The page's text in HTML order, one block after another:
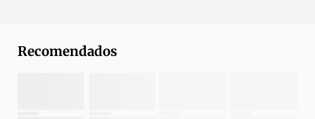
Recomendados